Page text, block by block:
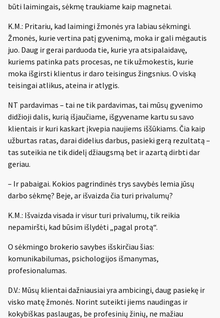
būti laimingais, sėkmę traukiame kaip magnetai.
K.M.: Pritariu, kad laimingi žmonės yra labiau sėkmingi.
Žmonės, kurie vertina patį gyvenimą, moka ir gali mėgautis
juo. Daug ir gerai parduoda tie, kurie yra atsipalaidavę,
kuriems patinka pats procesas, ne tik užmokestis, kurie
moka išgirsti klientus ir daro teisingus žingsnius. O viską
teisingai atlikus, ateina ir atlygis.
NT pardavimas – tai ne tik pardavimas, tai mūsų gyvenimo
didžioji dalis, kurią išjaučiame, išgyvename kartu su savo
klientais ir kuri kaskart įkvepia naujiems iššūkiams. Čia kaip
užburtas ratas, darai didelius darbus, pasieki gerą rezultatą –
tas suteikia ne tik didelį džiaugsmą bet ir azartą dirbti dar
geriau.
– Ir pabaigai. Kokios pagrindinės trys savybės lemia jūsų
darbo sėkmę? Beje, ar išvaizda čia turi privalumų?
K.M.: Išvaizda visada ir visur turi privalumų, tik reikia
nepamiršti, kad būsim išlydėti „pagal protą“.
O sėkmingo brokerio savybes išskirčiau šias:
komunikabilumas, psichologijos išmanymas,
profesionalumas.
D.V.: Mūsų klientai dažniausiai yra ambicingi, daug pasiekę ir
visko matę žmonės. Norint suteikti jiems naudingas ir
kokybiškas paslaugas, be profesinių žinių, ne mažiau